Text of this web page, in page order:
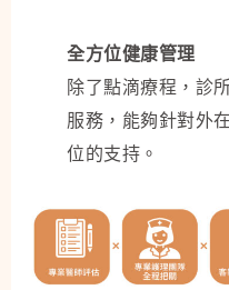
全方位健康管理
除了點滴療程，診
服務，能夠針對外
位的支持。